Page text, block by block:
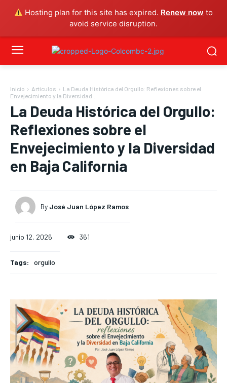
Hosting plan for this site has expired. Renew now to
avoid service disruption.
Inicio Artículos
La Deuda Histórica del Orgullo: Reflexiones sobre el
Envejecimiento y la Diversidad...
La Deuda Histórica del Orgullo:
Reflexiones sobre el
Envejecimiento y la Diversidad
en Baja California
By José Juan López Ramos
junio 12, 2026 361
Tags: orgullo